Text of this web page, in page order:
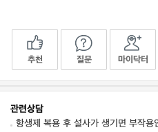
추천 질문 마이닥터
관련상담
항생제 복용 후 설사가 생기면 부작용